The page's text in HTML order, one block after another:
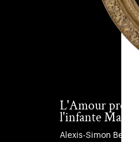
L'Amour
l'infante
Alexis-Simon Belle,